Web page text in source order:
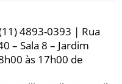
4893-0393 | Rua
– Sala 8 – Jardim
às 17h00 de